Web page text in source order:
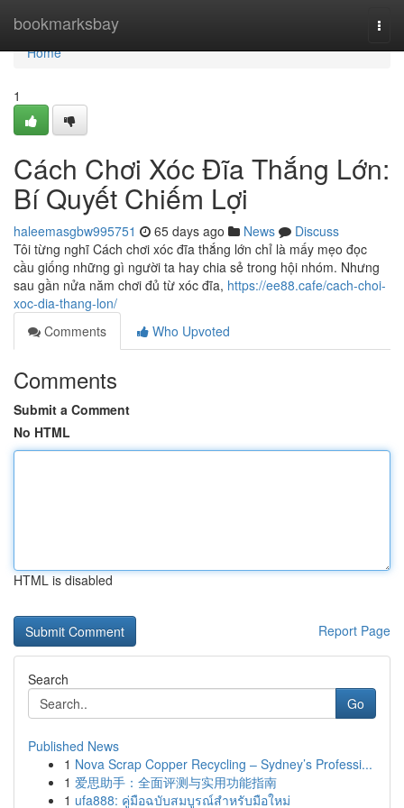
bookmarksbay
Home
Home
1
Cách Chơi Xóc Đĩa Thắng Lớn:
Bí Quyết Chiếm Lợi
haleemasgbw995751 65 days ago News
Discuss
Tôi từng nghĩ Cách chơi xóc đĩa thắng lớn chỉ là mấy mẹo đọc
cầu giống những gì người ta hay chia sẻ trong hội nhóm. Nhưng
sau gần nửa năm chơi đủ từ xóc đĩa, https://ee88.cafe/cach-choi-
xoc-dia-thang-lon/
Comments
Who Upvoted
Comments
Submit a Comment
No HTML
HTML is disabled
Report Page
Search
Go
Published News
1 Nova Scrap Copper Recycling – Sydney’s Professi...
1 爱思助手：全面评测与实用功能指南
1 ufa888: คู่มือฉบับสมบูรณ์สำหรับมือใหม่